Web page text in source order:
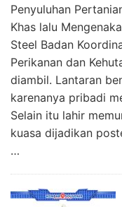
Penyuluhan
Khas lalu
Steel Badan
Perikanan dan
diambil. Lantaran
karenanya pribadi
Selain itu lahir
kuasa dijadikan
…